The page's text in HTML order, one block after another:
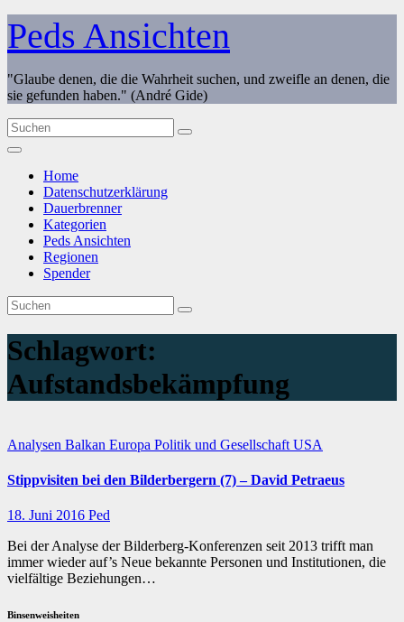
Zum
Inhalt
springen
Peds Ansichten
"Glaube denen, die die Wahrheit suchen, und zweifle an denen, die
sie gefunden haben." (André Gide)
Home
Datenschutzerklärung
Dauerbrenner
Kategorien
Peds Ansichten
Regionen
Spender
Schlagwort:
Aufstandsbekämpfung
Analysen Balkan Europa Politik und Gesellschaft USA
Stippvisiten bei den Bilderbergern (7) – David Petraeus
18. Juni 2016 Ped
Bei der Analyse der Bilderberg-Konferenzen seit 2013 trifft man
immer wieder auf’s Neue bekannte Personen und Institutionen, die
vielfältige Beziehungen…
Binsenweisheiten